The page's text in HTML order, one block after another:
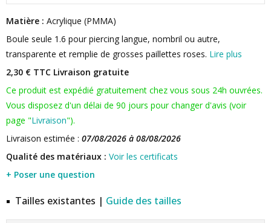
Matière : Acrylique (PMMA)
Boule seule 1.6 pour piercing langue, nombril ou autre,
transparente et remplie de grosses paillettes roses. Lire plus
2,30 € TTC Livraison gratuite
Ce produit est expédié gratuitement chez vous sous 24h ouvrées.
Vous disposez d'un délai de 90 jours pour changer d'avis (voir
page "Livraison").
Livraison estimée : 07/08/2026 à 08/08/2026
Qualité des matériaux : Voir les certificats
+ Poser une question
Tailles existantes | Guide des tailles